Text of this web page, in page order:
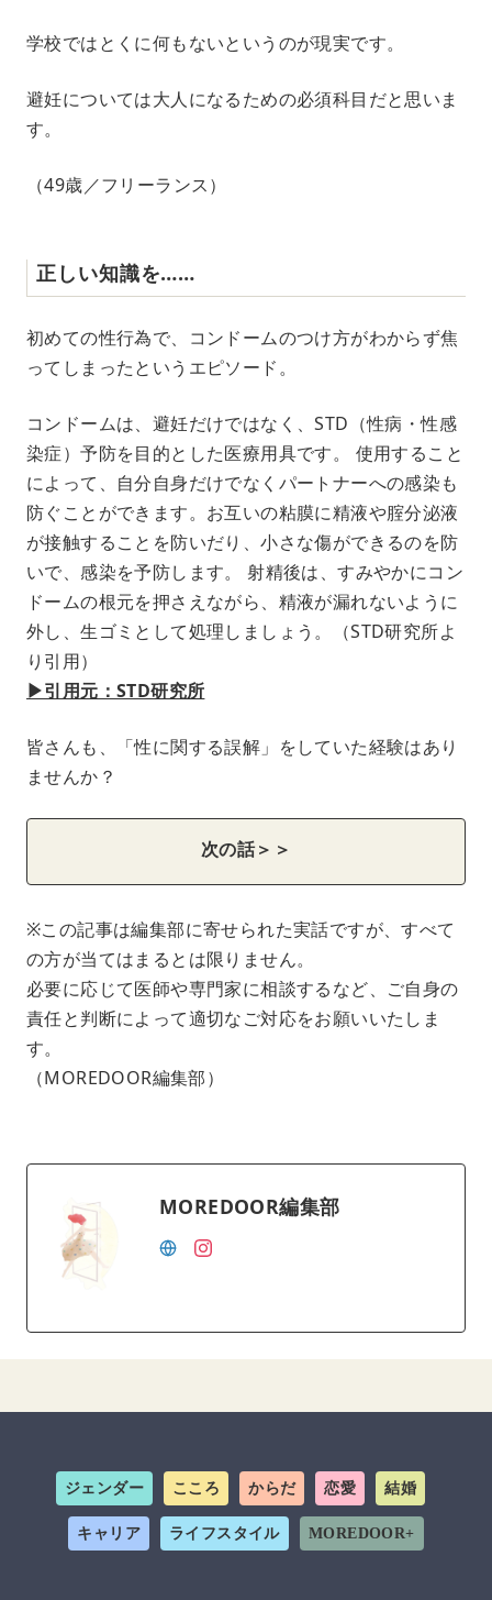
学校ではとくに何もないというのが現実です。
避妊については大人になるための必須科目だと思いま
す。
（49歳／フリーランス）
正しい知識を……
初めての性行為で、コンドームのつけ方がわからず焦
ってしまったというエピソード。
コンドームは、避妊だけではなく、STD（性病・性感
染症）予防を目的とした医療用具です。 使用すること
によって、自分自身だけでなくパートナーへの感染も
防ぐことができます。お互いの粘膜に精液や腟分泌液
が接触することを防いだり、小さな傷ができるのを防
いで、感染を予防します。 射精後は、すみやかにコン
ドームの根元を押さえながら、精液が漏れないように
外し、生ゴミとして処理しましょう。（STD研究所よ
り引用）
▶︎引用元：STD研究所
皆さんも、「性に関する誤解」をしていた経験はあり
ませんか？
次の話＞＞
※この記事は編集部に寄せられた実話ですが、すべて
の方が当てはまるとは限りません。
必要に応じて医師や専門家に相談するなど、ご自身の
責任と判断によって適切なご対応をお願いいたしま
す。
（MOREDOOR編集部）
MOREDOOR編集部
ジェンダー こころ からだ 恋愛 結婚
キャリア ライフスタイル MOREDOOR+